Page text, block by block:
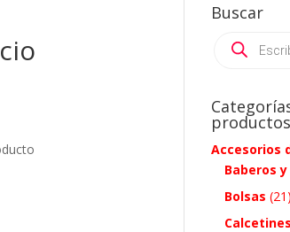
Buscar
Products
search
productos
Accesorios
Baberos
Bolsas (21)
Calcetines